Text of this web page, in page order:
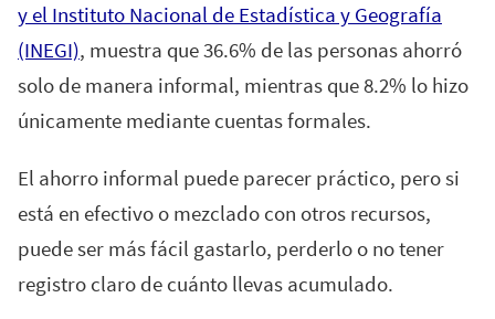
y el Instituto Nacional de Estadística y Geografía
(INEGI), muestra que 36.6% de las personas ahorró
solo de manera informal, mientras que 8.2% lo hizo
únicamente mediante cuentas formales.
El ahorro informal puede parecer práctico, pero si
está en efectivo o mezclado con otros recursos,
puede ser más fácil gastarlo, perderlo o no tener
registro claro de cuánto llevas acumulado.